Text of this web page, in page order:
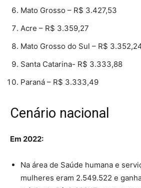
Mato Grosso – R$ 3.427,53
Acre – R$ 3.359,27
Mato Grosso do Sul – R$
Santa Catarina- R$ 3.333,88
Paraná – R$ 3.333,49
Cenário nacional
Em 2022:
Na área de Saúde humana e
mulheres eram 2.549.522 e